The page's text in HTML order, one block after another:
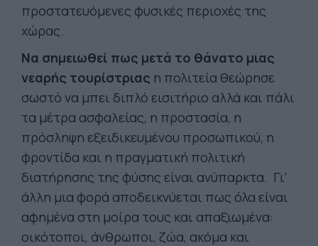
προστατευόμενες φυσικές περιοχές της
χώρας.
Να σημειωθεί πως μετά το θάνατο μιας
νεαρής τουρίστριας η πολιτεία θεώρησε
σωστό να μπει διπλό εισιτήριο αλλά και πάλι
τα μέτρα ασφαλείας, η προστασία, η
πρόσληψη εξειδικευμένου προσωπικού, η
φροντίδα και η πραγματική πολιτική
διατήρησης της φύσης είναι ανύπαρκτα. Γι'
άλλη μια φορά αποδεικνύεται πως όλα είναι
αφημένα στη μοίρα τους και απαξιωμένα:
οικότοποι, άνθρωποι, ζώα, ακόμα και